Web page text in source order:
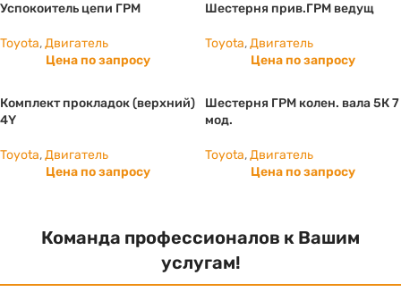
Успокоитель цепи ГРМ
Toyota,Двигатель
Цена по запросу
Шестерня прив.ГРМ ведущ
Toyota,Двигатель
Цена по запросу
Комплект прокладок (верхний)
4Y
Toyota,Двигатель
Цена по запросу
Шестерня ГРМ колен. вала 5К 7
мод.
Toyota,Двигатель
Цена по запросу
Команда профессионалов к Вашим
услугам!